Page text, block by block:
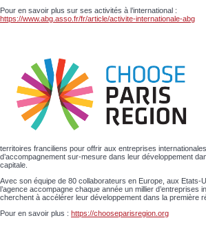
Pour en savoir plus sur ses activités à l’international :
https://www.abg.asso.fr/fr/article/activite-internationale-abg
territoires franciliens pour offrir aux entreprises
d’accompagnement sur-mesure dans leur développement
capitale.
Avec son équipe de 80 collaborateurs en Europe, aux Etats-
l’agence accompagne chaque année un millier d’entreprises
cherchent à accélérer leur développement dans la première
Pour en savoir plus : https://chooseparisregion.org